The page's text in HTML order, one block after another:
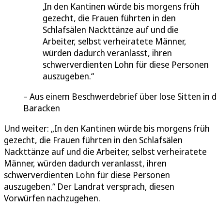
In den Kantinen würde bis morgens früh
gezecht, die Frauen führten in den
Schlafsälen Nackttänze auf und die
Arbeiter, selbst verheiratete Männer,
würden dadurch veranlasst, ihren
schwerverdienten Lohn für diese Personen
auszugeben.
Aus einem Beschwerdebrief über lose Sitten in
Baracken
Und weiter: „In den Kantinen würde bis morgens früh
gezecht, die Frauen führten in den Schlafsälen
Nackttänze auf und die Arbeiter, selbst verheiratete
Männer, würden dadurch veranlasst, ihren
schwerverdienten Lohn für diese Personen
auszugeben.“ Der Landrat versprach, diesen
Vorwürfen nachzugehen.